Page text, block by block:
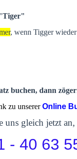
, wenn Tigger
buchen, dann
zu unsererOnline
uns gleich jetzt an,
- 40 63